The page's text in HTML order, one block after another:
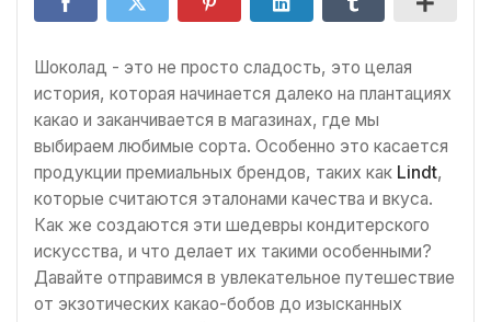
Шоколад - это не просто сладость, это целая
история, которая начинается далеко на плантациях
какао и заканчивается в магазинах, где мы
выбираем любимые сорта. Особенно это касается
продукции премиальных брендов, таких как Lindt,
которые считаются эталонами качества и вкуса.
Как же создаются эти шедевры кондитерского
искусства, и что делает их такими особенными?
Давайте отправимся в увлекательное путешествие
от экзотических какао-бобов до изысканных